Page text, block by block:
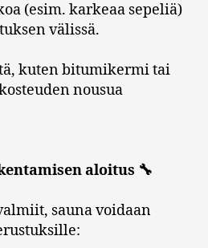
(esim. karkeaa sepeliä)
välissä.
kuten bitumikermi tai
nousua
aloitus 🔧
sauna voidaan